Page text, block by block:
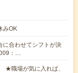
みOK
合わせてシフトが決
：…
職場が気に入れば、